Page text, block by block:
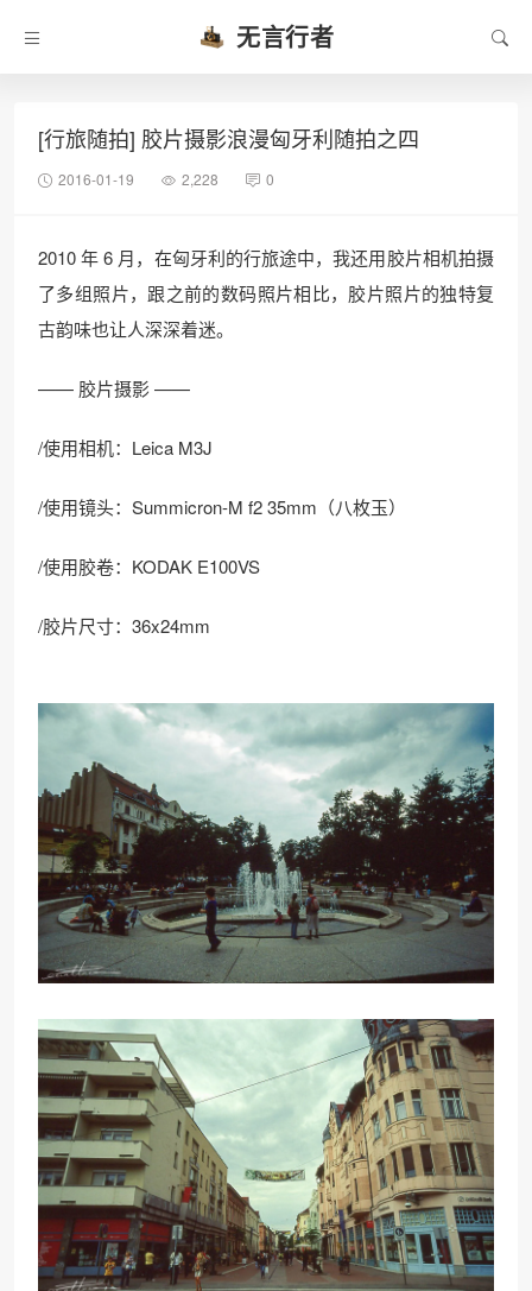
无言行者
[行旅随拍] 胶片摄影浪漫匈牙利随拍之四
2016-01-19 2,228 0
2010 年 6 月，在匈牙利的行旅途中，我还用胶片相机拍摄
了多组照片，跟之前的数码照片相比，胶片照片的独特复
古韵味也让人深深着迷。
—— 胶片摄影 ——
/使用相机：Leica M3J
/使用镜头：Summicron-M f2 35mm（八枚玉）
/使用胶卷：KODAK E100VS
/胶片尺寸：36x24mm